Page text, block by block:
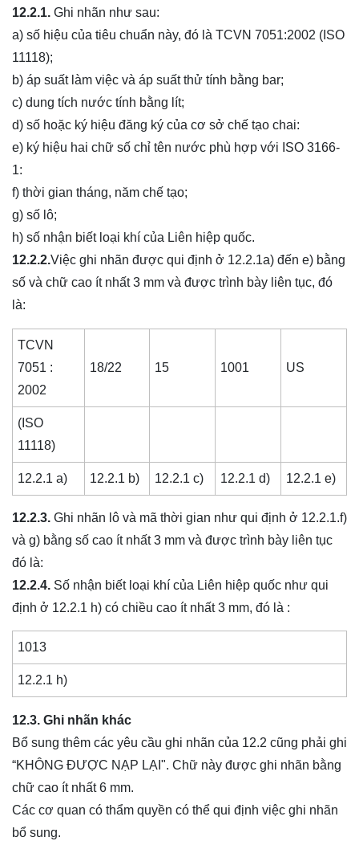
12.2.1. Ghi nhãn như sau:
a) số hiệu của tiêu chuẩn này, đó là TCVN 7051:2002 (ISO
11118);
b) áp suất làm việc và áp suất thử tính bằng bar;
c) dung tích nước tính bằng lít;
d) số hoặc ký hiệu đăng ký của cơ sở chế tạo chai:
e) ký hiệu hai chữ số chỉ tên nước phù hợp với ISO 3166-
1:
f) thời gian tháng, năm chế tạo;
g) số lô;
h) số nhận biết loại khí của Liên hiệp quốc.
12.2.2.Việc ghi nhãn được qui định ở 12.2.1a) đến e) bằng
số và chữ cao ít nhất 3 mm và được trình bày liên tục, đó
là:
TCVN
7051 :
2002
18/22 15 1001 US
(ISO
11118)
12.2.1 a) 12.2.1 b) 12.2.1 c) 12.2.1 d) 12.2.1 e)
12.2.3. Ghi nhãn lô và mã thời gian như qui định ở 12.2.1.f)
và g) bằng số cao ít nhất 3 mm và được trình bày liên tục
đó là:
12.2.4. Số nhận biết loại khí của Liên hiệp quốc như qui
định ở 12.2.1 h) có chiều cao ít nhất 3 mm, đó là :
1013
12.2.1 h)
12.3. Ghi nhãn khác
Bổ sung thêm các yêu cầu ghi nhãn của 12.2 cũng phải ghi
“KHÔNG ĐƯỢC NẠP LẠI". Chữ này được ghi nhãn bằng
chữ cao ít nhất 6 mm.
Các cơ quan có thẩm quyền có thể qui định việc ghi nhãn
bổ sung.